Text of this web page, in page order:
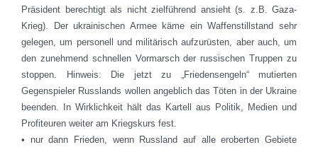
Präsident berechtigt als nicht zielführend ansieht (s. z.B. Gaza-
Krieg). Der ukrainischen Armee käme ein Waffenstillstand sehr
gelegen, um personell und militärisch aufzurüsten, aber auch, um
den zunehmend schnellen Vormarsch der russischen Truppen zu
stoppen. Hinweis: Die jetzt zu „Friedensengeln“ mutierten
Gegenspieler Russlands wollen angeblich das Töten in der Ukraine
beenden. In Wirklichkeit hält das Kartell aus Politik, Medien und
Profiteuren weiter am Kriegskurs fest.
• nur dann Frieden, wenn Russland auf alle eroberten Gebiete